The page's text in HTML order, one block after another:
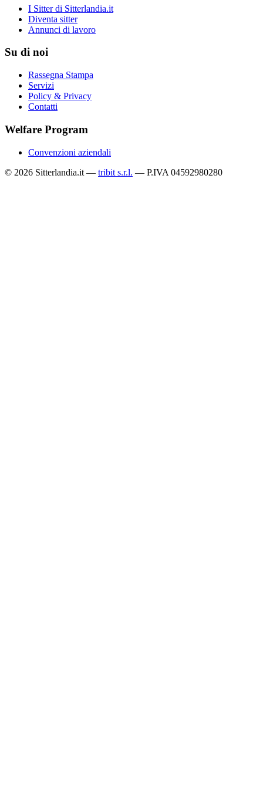
I Sitter di Sitterlandia.it
Diventa sitter
Annunci di lavoro
Su di noi
Rassegna Stampa
Servizi
Policy & Privacy
Contatti
Welfare Program
Convenzioni aziendali
© 2026 Sitterlandia.it — tribit s.r.l. — P.IVA 04592980280